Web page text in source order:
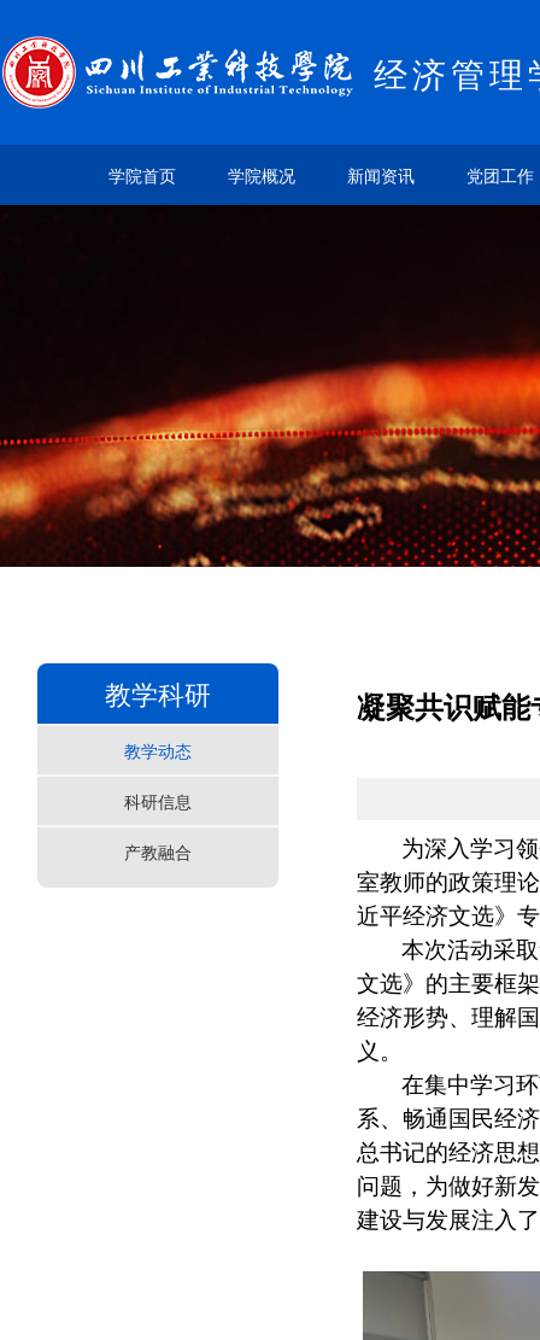
经济管理
学院首页 学院概况 新闻资讯 党团工作
教学科研
教学动态
科研信息
产教融合
凝聚共识赋
为深入学习
室教师的政策理
近平经济文选》
本次活动采
文选》的主要框
经济形势、理解
义。
在集中学习
系、畅通国民经
总书记的经济思
问题，为做好新
建设与发展注入